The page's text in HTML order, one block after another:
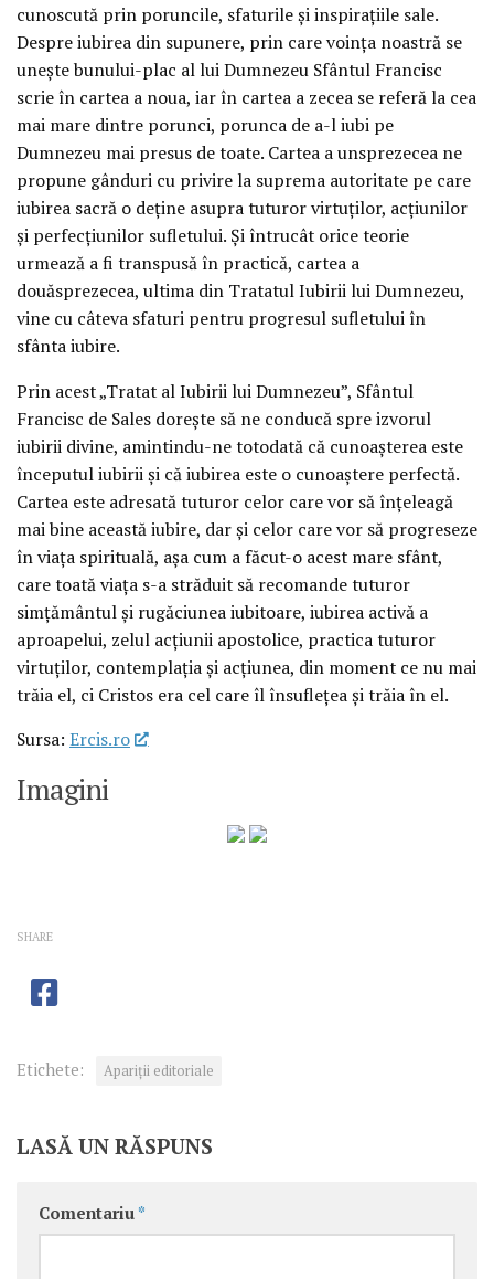
cunoscută prin poruncile, sfaturile şi inspiraţiile sale.
Despre iubirea din supunere, prin care voinţa noastră se
uneşte bunului-plac al lui Dumnezeu Sfântul Francisc
scrie în cartea a noua, iar în cartea a zecea se referă la cea
mai mare dintre porunci, porunca de a-l iubi pe
Dumnezeu mai presus de toate. Cartea a unsprezecea ne
propune gânduri cu privire la suprema autoritate pe care
iubirea sacră o deţine asupra tuturor virtuţilor, acţiunilor
şi perfecţiunilor sufletului. Şi întrucât orice teorie
urmează a fi transpusă în practică, cartea a
douăsprezecea, ultima din Tratatul Iubirii lui Dumnezeu,
vine cu câteva sfaturi pentru progresul sufletului în
sfânta iubire.
Prin acest „Tratat al Iubirii lui Dumnezeu”, Sfântul
Francisc de Sales doreşte să ne conducă spre izvorul
iubirii divine, amintindu-ne totodată că cunoaşterea este
începutul iubirii şi că iubirea este o cunoaştere perfectă.
Cartea este adresată tuturor celor care vor să înţeleagă
mai bine această iubire, dar şi celor care vor să progreseze
în viaţa spirituală, aşa cum a făcut-o acest mare sfânt,
care toată viaţa s-a străduit să recomande tuturor
simţământul şi rugăciunea iubitoare, iubirea activă a
aproapelui, zelul acţiunii apostolice, practica tuturor
virtuţilor, contemplaţia şi acţiunea, din moment ce nu mai
trăia el, ci Cristos era cel care îl însufleţea şi trăia în el.
Sursa: Ercis.ro
Imagini
SHARE
Etichete: Apariţii editoriale
LASĂ UN RĂSPUNS
Comentariu *